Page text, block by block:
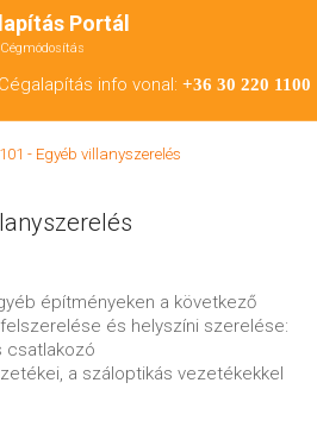
Portál
Cégalapítás info vonal: +36 30 220 1100
- Egyéb villanyszerelés
építményeken a következő
és helyszíni szerelése:
csatlakozó
a száloptikás vezetékekkel